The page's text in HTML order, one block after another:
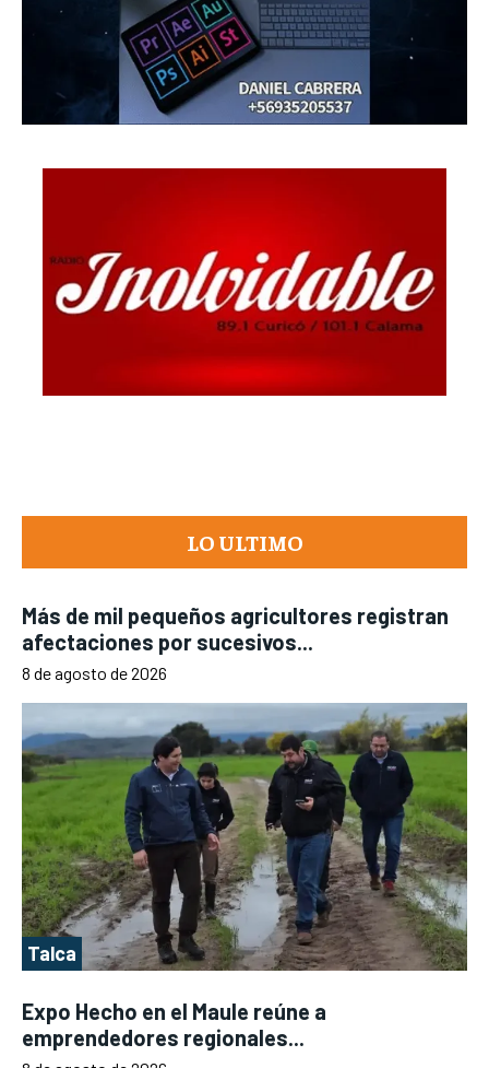
LO ULTIMO
Más de mil pequeños agricultores registran
afectaciones por sucesivos...
8 de agosto de 2026
Talca
Expo Hecho en el Maule reúne a
emprendedores regionales...